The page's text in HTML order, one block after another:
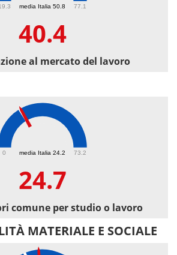
media Italia 50.8 77.1
40.4
al mercato del lavoro
media Italia 24.2
0 73.2
24.7
comune per studio o lavoro
MATERIALE E SOCIALE